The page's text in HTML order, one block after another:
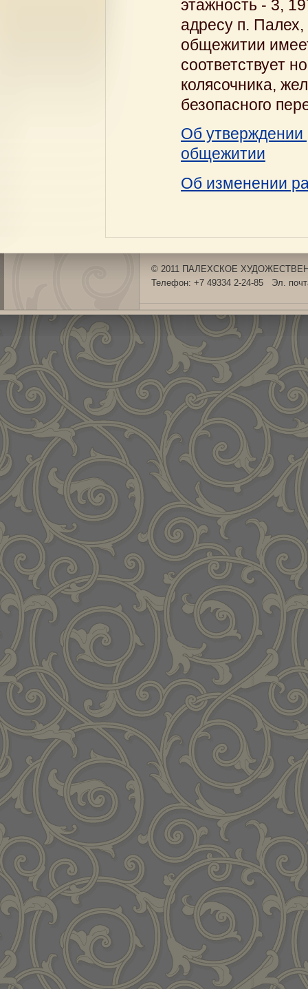
этажность - 3,
адресу п.
общежитии
соответствует
колясочника,
безопасного
Об утверждении
общежитии
Об изменении
© 2011 ПАЛЕХСКОЕ
Телефон: +7 49334 2-24-85 Эл.